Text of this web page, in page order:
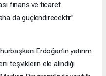
finans ve ticaret
da güçlendirecektir.”
Erdoğan’ın yatırım
teşviklerin ele alındığı